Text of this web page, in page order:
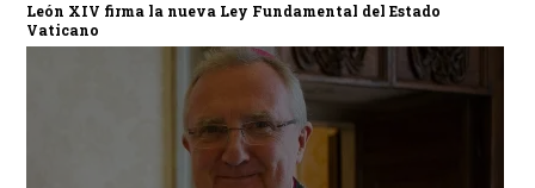
León XIV firma la nueva Ley Fundamental del Estado
Vaticano